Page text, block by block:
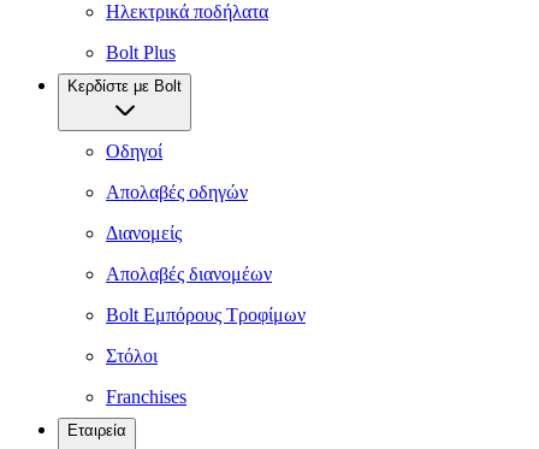
Ηλεκτρικά ποδήλατα
Bolt Plus
Κερδίστε με Bolt
Οδηγοί
Απολαβές οδηγών
Διανομείς
Απολαβές διανομέων
Bolt Εμπόρους Τροφίμων
Στόλοι
Franchises
Εταιρεία